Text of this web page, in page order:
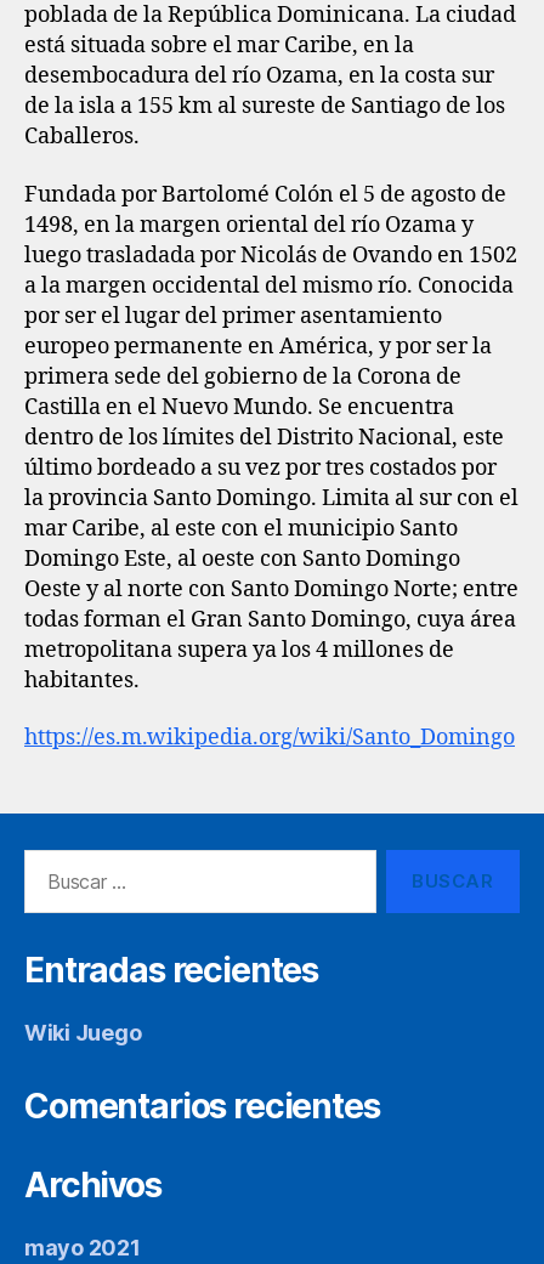
poblada de la República Dominicana. La ciudad
está situada sobre el mar Caribe, en la
desembocadura del río Ozama, en la costa sur
de la isla a 155 km al sureste de Santiago de los
Caballeros.
Fundada por Bartolomé Colón el 5 de agosto de
1498, en la margen oriental del río Ozama y
luego trasladada por Nicolás de Ovando en 1502
a la margen occidental del mismo río. Conocida
por ser el lugar del primer asentamiento
europeo permanente en América, y por ser la
primera sede del gobierno de la Corona de
Castilla en el Nuevo Mundo. Se encuentra
dentro de los límites del Distrito Nacional, este
último bordeado a su vez por tres costados por
la provincia Santo Domingo. Limita al sur con el
mar Caribe, al este con el municipio Santo
Domingo Este, al oeste con Santo Domingo
Oeste y al norte con Santo Domingo Norte; entre
todas forman el Gran Santo Domingo, cuya área
metropolitana supera ya los 4 millones de
habitantes.
https://es.m.wikipedia.org/wiki/Santo_Domingo
Entradas recientes
Wiki Juego
Comentarios recientes
Archivos
mayo 2021